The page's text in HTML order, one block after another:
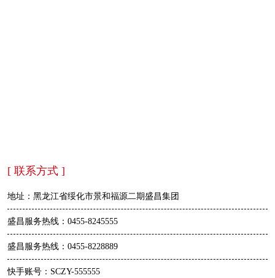
[ 联系方式 ]
地址：黑龙江省绥化市景和福源二期盛昌集团
盛昌服务热线：0455-8245555
盛昌服务热线：0455-8228889
快手账号：SCZY-555555